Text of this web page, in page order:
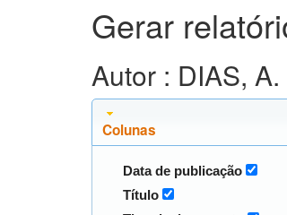
Gerar
Autor : DIAS, A.
Colunas
Data de publicação
Título